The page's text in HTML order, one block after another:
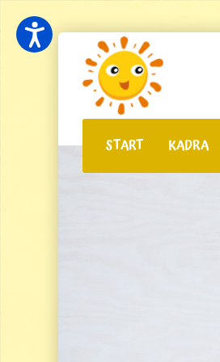
START KADRA